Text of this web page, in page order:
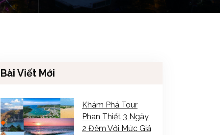
Bài Viết Mới
Khám Phá Tour
Phan Thiết 3 Ngày
2 Đêm Với Mức Giá